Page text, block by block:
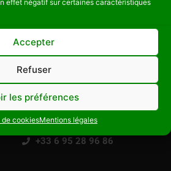
effet négatif sur certaines caractéristiques
Accepter
Refuser
les préférences
de cookiesMentions légales
et évacués dans le respect des
plusieurs éléments ont été […]
R+ÉVEIL
info@r-plus-eveil.com
+33 6 95 28 96 86